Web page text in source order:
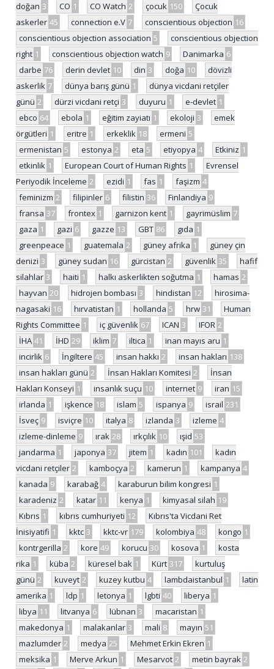
doğan 3 CO 1 CO Watch 2 çocuk 150
Çocuk
askerler 45 connection e.V 7 conscientious objection 16
conscientious objection association 5
conscientious objection
right 1 conscientious objection watch 9 Danimarka 6
darbe 76 derin devlet 10 din 3 doğa 10
dövizli
askerlik 7 dünya barış günü 1
dünya vicdani retçiler
günü 2 dürzi vicdani retçi 3 duyuru 1 e-devlet 1
ebco 64 ebola 1 eğitim zayiatı 1 ekoloji 3
emek
örgütleri 1 eritre 1 erkeklik 18 ermeni 5
ermenistan 5 estonya 2 eta 5 etiyopya 4 Etkiniz 1
etkinlik 1 European Court of Human Rights 1
Evrensel
Periyodik İnceleme 2 ezidi 1 fas 1 faşizm 4
feminizm 2 filipinler 6 filistin 36 Finlandiya 9
fransa 37 frontex 1 garnizon kent 1 gayrimüslim 7
gaza 1 gazi 6 gazze 13 GBT 86 gıda 1
greenpeace 1 guatemala 2 güney afrika 1
güney çin
denizi 3 güney sudan 16 gürcistan 2 güvenlik 35
hafif
silahlar 3 haiti 1 halkı askerlikten soğutma 1 hamas 2
hayvan 20 hidrojen bombası 3 hindistan 12
hirosima-
nagasaki 16 hırvatistan 1 hollanda 5 hrw 31
Human
Rights Committee 1 iç güvenlik 67 ICAN 3 IFOR 2
İHA 41 İHD 29 iklim 7 iltica 1 inan mayıs aru 1
incirlik 6 İngiltere 45 insan hakkı 2 insan hakları 138
insan hakları günü 2 İnsan Hakları Komitesi 2
İnsan
Hakları Konseyi 1 insanlık suçu 10 internet 9 iran 15
irlanda 1 işkence 18 islam 5 ispanya 9 israil 231
İsveç 9 isviçre 10 italya 8 izlanda 3 izleme 4
izleme-dinleme 9 ırak 28 ırkçılık 10 ışid 53
jandarma 1 japonya 37 jitem 1 kadın 101
kadın
vicdani retçiler 2 kamboçya 2 kamerun 1 kampanya 4
kanada 9 karabağ 4 karaburun bilim kongresi 1
karadeniz 2 katar 11 kenya 1 kimyasal silah 19
Kıbrıs 1 kıbrıs cumhuriyeti 12
Kıbrıs'ta Vicdani Ret
İnisiyatifi 1 kktc 3 kktc-vr 179 kolombiya 48 kongo 1
kontrgerilla 2 kore 49 korucu 30 kosova 1
kosta
rika 1 küba 2 küresel bak 1 Kürt 317
kurtuluş
günü 2 kuveyt 2 kuzey kutbu 4 lambdaistanbul 1
latin
amerika 1 ldp 1 letonya 1 lgbti 40 liberya 1
libya 11 litvanya 6 lübnan 3 macaristan 1
makedonya 1 malakanlar 3 mali 8 mayın 51
mazlumder 2 medya 25 Mehmet Erkin Ekren 1
meksika 1 Merve Arkun 1 Mesarvot 2 metin bayrak 2